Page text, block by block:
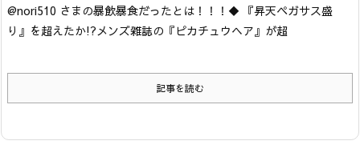
@nori510 さまの暴飲暴食だったとは！！！ ◆ 『昇天ペガサス盛
り』を超えたか!?メンズ雑誌の『ピカチュウヘア』が超
記事を読む